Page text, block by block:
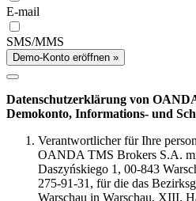
E-mail
SMS/MMS
Demo-Konto eröffnen »
Datenschutzerklärung von
Demokonto, Informations- und
Verantwortlicher für Ihre
OANDA TMS Brokers S.A.
Daszyńskiego 1, 00-843
275-91-31, für die das
Warschau in Warschau, XIII.